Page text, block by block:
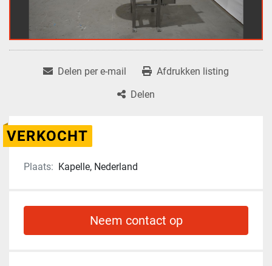
Delen per e-mail
Afdrukken listing
Delen
VERKOCHT
Plaats: Kapelle, Nederland
Neem contact op